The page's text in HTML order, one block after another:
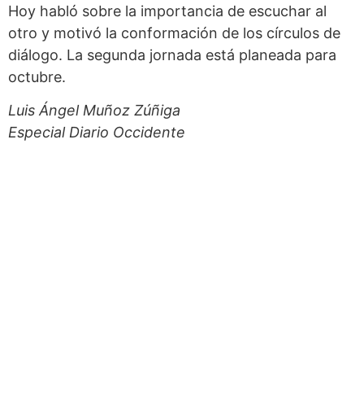
Hoy habló sobre la importancia de escuchar al
otro y motivó la conformación de los círculos de
diálogo. La segunda jornada está planeada para
octubre.
Luis Ángel Muñoz Zúñiga
Especial Diario Occidente